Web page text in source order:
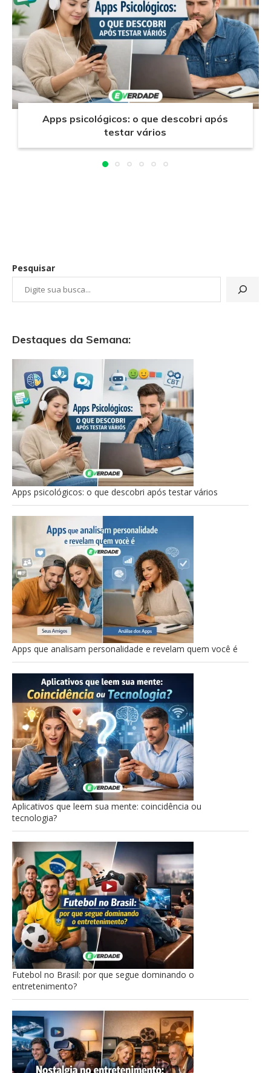
Apps psicológicos: o que descobri após
testar vários
Pesquisar
Destaques da Semana:
Apps psicológicos: o que descobri após testar vários
Apps que analisam personalidade e revelam quem você é
Aplicativos que leem sua mente: coincidência ou
tecnologia?
Futebol no Brasil: por que segue dominando o
entretenimento?